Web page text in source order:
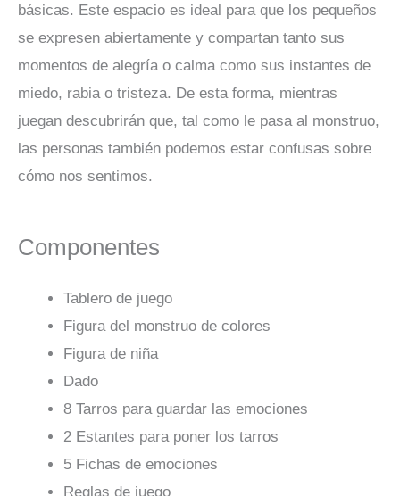
básicas. Este espacio es ideal para que los pequeños
se expresen abiertamente y compartan tanto sus
momentos de alegría o calma como sus instantes de
miedo, rabia o tristeza. De esta forma, mientras
juegan descubrirán que, tal como le pasa al monstruo,
las personas también podemos estar confusas sobre
cómo nos sentimos.
Componentes
Tablero de juego
Figura del monstruo de colores
Figura de niña
Dado
8 Tarros para guardar las emociones
2 Estantes para poner los tarros
5 Fichas de emociones
Reglas de juego